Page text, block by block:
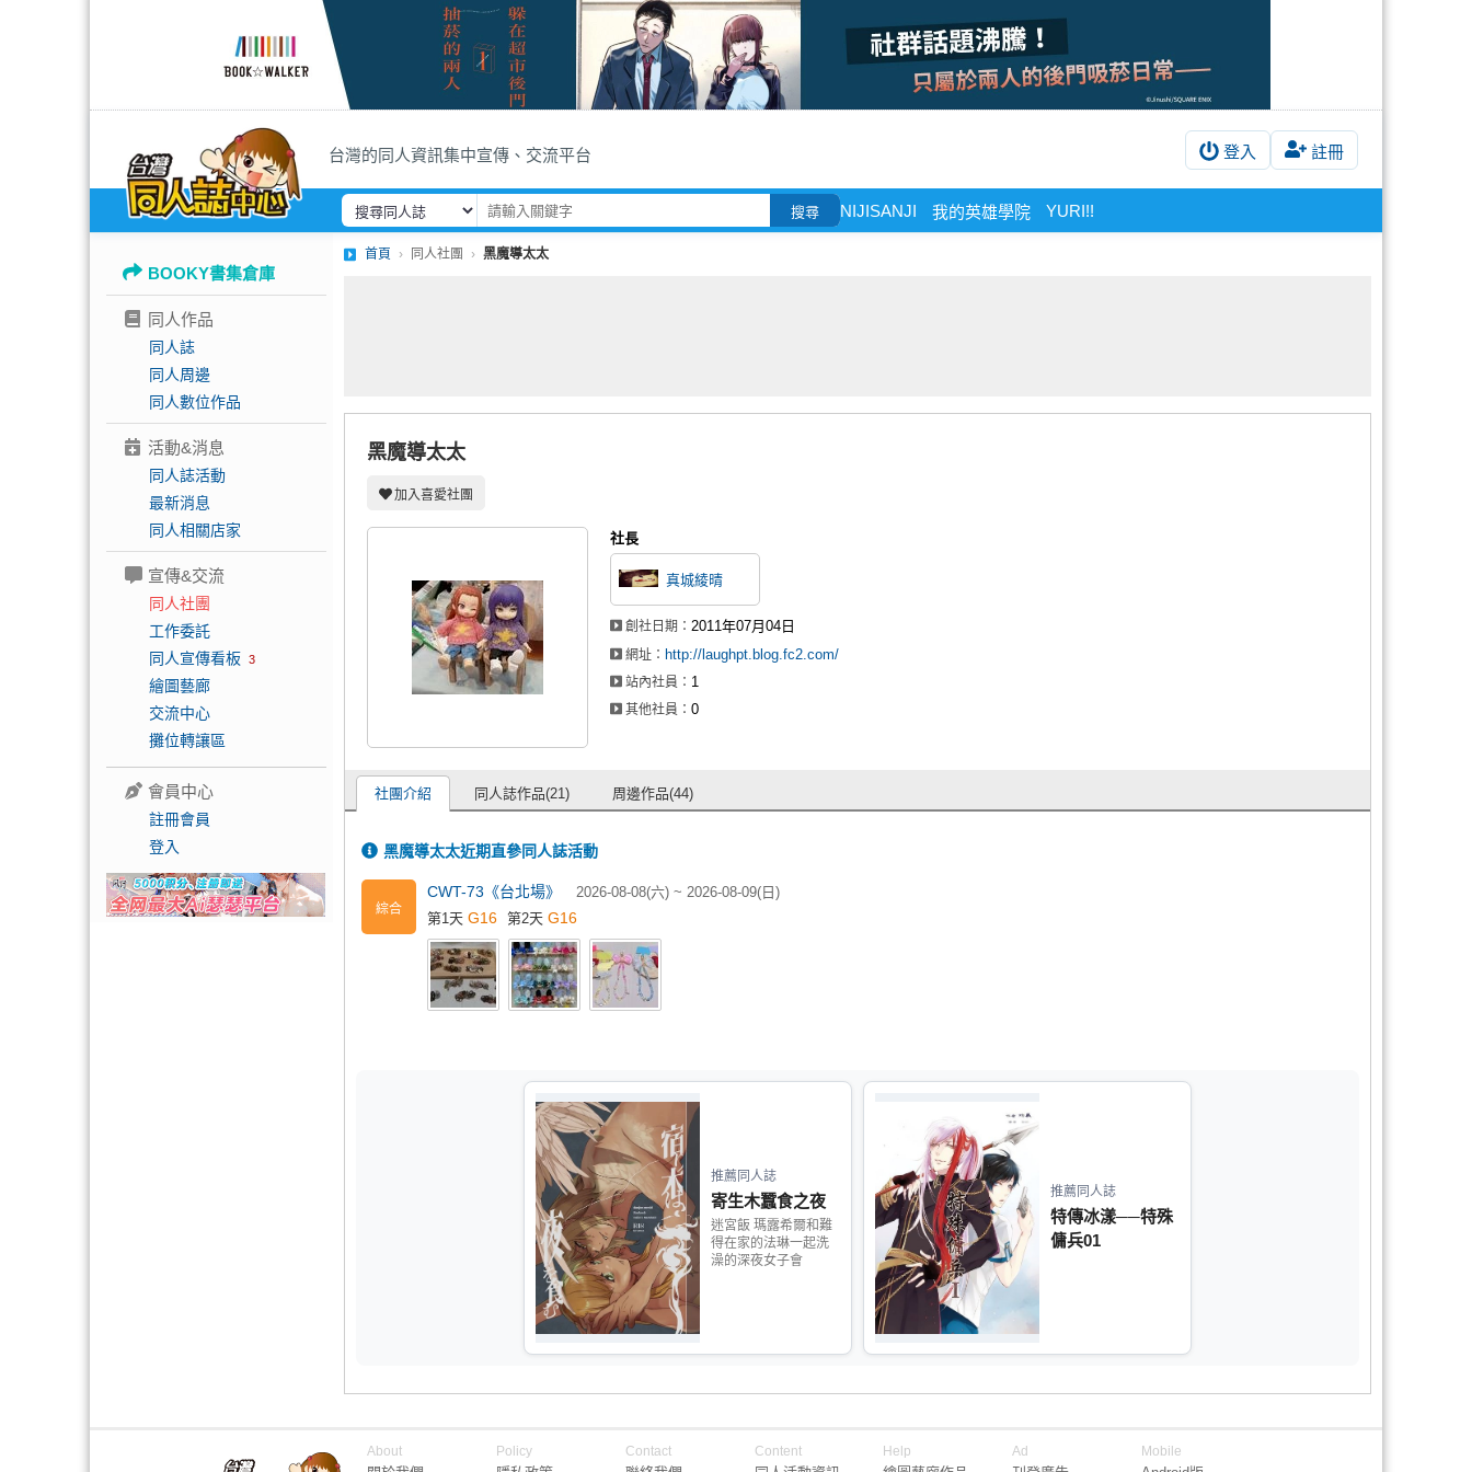
台灣的同人資訊集中宣傳、交流平台 登入 註冊
搜尋 NIJISANJI 我的英雄學院 YURI!!
BOOKY書集倉庫
同人作品
同人誌
同人周邊
同人數位作品
活動&消息
同人誌活動
最新消息
同人相關店家
宣傳&交流
同人社團
工作委託
同人宣傳看板 3
繪圖藝廊
交流中心
攤位轉讓區
會員中心
註冊會員
登入
首頁 同人社團 黑魔導太太
黑魔導太太
加入喜愛社團
社長
真城綾晴
創社日期： 2011年07月04日
網址： http://laughpt.blog.fc2.com/
站內社員： 1
其他社員： 0
社團介紹 同人誌作品(21) 周邊作品(44)
黑魔導太太近期直參同人誌活動
綜合
CWT-73《台北場》
2026-08-08(六) ~ 2026-08-09(日)
第1天 G16 第2天 G16
推薦同人誌
寄生木蠶食之夜
迷宮飯 瑪露希爾和難
得在家的法琳一起洗
澡的深夜女子會
推薦同人誌
特傳冰漾──特殊
傭兵01
About Policy Contact Content Help Ad Mobile